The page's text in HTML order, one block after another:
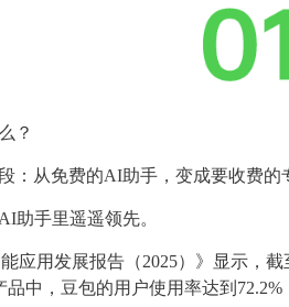
？
：从免费的AI助手，变成要收费的
助手里遥遥领先。
应用发展报告（2025）》显示，
品中，豆包的用户使用率达到